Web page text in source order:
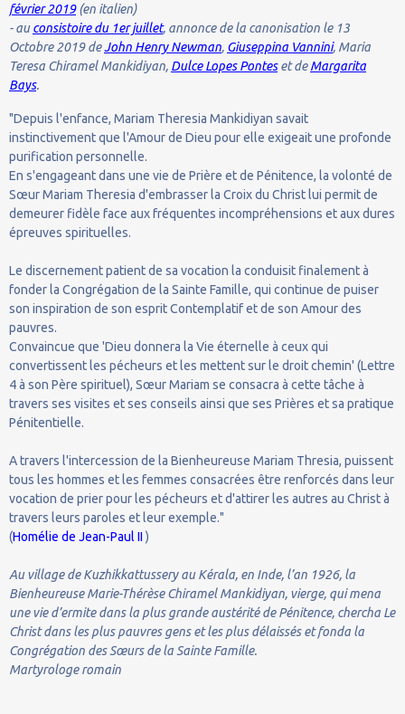
février 2019(en italien)
- auconsistoire du 1er juillet, annonce de la canonisation le 13
Octobre 2019 deJohn Henry Newman, Giuseppina Vannini, Maria
Teresa Chiramel Mankidiyan, Dulce Lopes Ponteset deMargarita
Bays.
"Depuis l'enfance, Mariam Theresia Mankidiyan savait
instinctivement que l'Amour de Dieu pour elle exigeait une profonde
purification personnelle.
En s'engageant dans une vie de Prière et de Pénitence, la volonté de
Sœur Mariam Theresia d'embrasser la Croix du Christ lui permit de
demeurer fidèle face aux fréquentes incompréhensions et aux dures
épreuves spirituelles.
Le discernement patient de sa vocation la conduisit finalement à
fonder la Congrégation de la Sainte Famille, qui continue de puiser
son inspiration de son esprit Contemplatif et de son Amour des
pauvres.
Convaincue que 'Dieu donnera la Vie éternelle à ceux qui
convertissent les pécheurs et les mettent sur le droit chemin' (Lettre
4 à son Père spirituel), Sœur Mariam se consacra à cette tâche à
travers ses visites et ses conseils ainsi que ses Prières et sa pratique
Pénitentielle.
A travers l'intercession de la Bienheureuse Mariam Thresia, puissent
tous les hommes et les femmes consacrées être renforcés dans leur
vocation de prier pour les pécheurs et d'attirer les autres au Christ à
travers leurs paroles et leur exemple."
(Homélie de Jean-Paul II)
Au village de Kuzhikkattussery au Kérala, en Inde, l’an 1926, la
Bienheureuse Marie-Thérèse Chiramel Mankidiyan, vierge, qui mena
une vie d’ermite dans la plus grande austérité de Pénitence, chercha Le
Christ dans les plus pauvres gens et les plus délaissés et fonda la
Congrégation des Sœurs de la Sainte Famille.
Martyrologe romain